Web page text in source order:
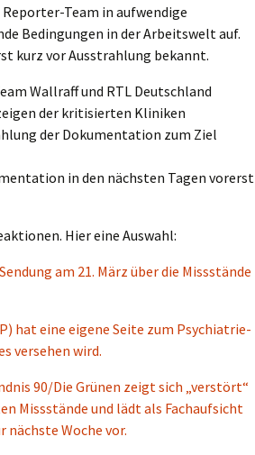
Team in aufwendige
Bedingungen in der Arbeitswelt auf.
kurz vor Ausstrahlung bekannt.
Wallraff und RTL Deutschland
der kritisierten Kliniken
der Dokumentation zum Ziel
in den nächsten Tagen vorerst
Hier eine Auswahl:
am 21. März über die Missstände
hat eine eigene Seite zum Psychiatrie-
versehen wird.
90/Die Grünen zeigt sich „verstört“
Missstände und lädt als Fachaufsicht
Woche vor.